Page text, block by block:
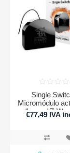
Single
Micromódulo
1 canal Z-
€77,49 IVA